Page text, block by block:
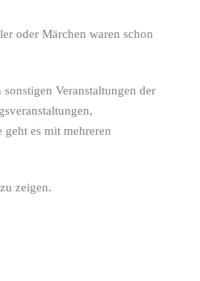
oder Märchen waren schon
Veranstaltungen der
es mit mehreren
zeigen.